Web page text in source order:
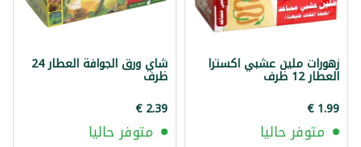
زهورات ملين عشبي اكسترا
العطار 12 ظرف
متوفر حاليا
شاي ورق الجوافة العطار 24
ظرف
متوفر حاليا